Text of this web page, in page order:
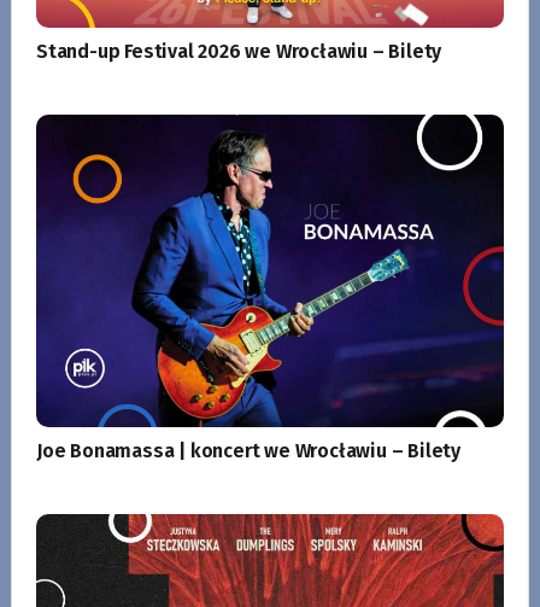
Stand-up Festival 2026 we Wrocławiu – Bilety
Joe Bonamassa | koncert we Wrocławiu – Bilety